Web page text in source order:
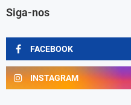
Siga-nos
FACEBOOK
INSTAGRAM